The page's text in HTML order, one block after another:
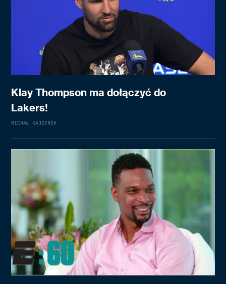
Klay Thompson ma dołączyć do
Lakers!
MICHAŁ KAJZEREK